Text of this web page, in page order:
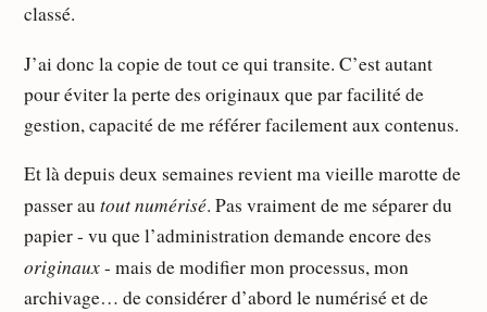
classé.
J’ai donc la copie de tout ce qui transite. C’est autant
pour éviter la perte des originaux que par facilité de
gestion, capacité de me référer facilement aux contenus.
Et là depuis deux semaines revient ma vieille marotte de
passer autout numérisé. Pas vraiment de me séparer du
papier - vu que l’administration demande encore des
originaux- mais de modifier mon processus, mon
archivage… de considérer d’abord le numérisé et de